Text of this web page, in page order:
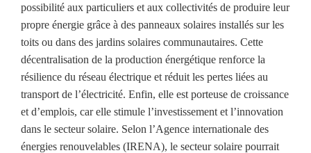
possibilité aux particuliers et aux collectivités de produire leur
propre énergie grâce à des panneaux solaires installés sur les
toits ou dans des jardins solaires communautaires. Cette
décentralisation de la production énergétique renforce la
résilience du réseau électrique et réduit les pertes liées au
transport de l’électricité. Enfin, elle est porteuse de croissance
et d’emplois, car elle stimule l’investissement et l’innovation
dans le secteur solaire. Selon l’Agence internationale des
énergies renouvelables (IRENA), le secteur solaire pourrait